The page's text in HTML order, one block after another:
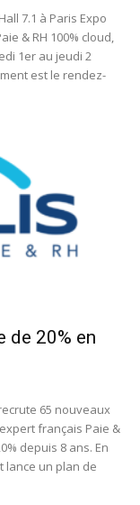
7.1 à Paris Expo
& RH 100% cloud,
1er au jeudi 2
est le rendez-
de 20% en
65 nouveaux
français Paie &
depuis 8 ans. En
lance un plan de